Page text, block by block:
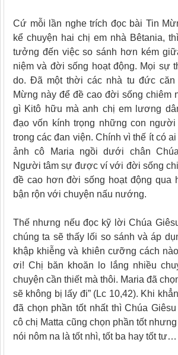
Cứ mỗi lần nghe trích đọc bài Tin
kể chuyện hai chị em nhà Bêtania,
tưởng đến việc so sánh hơn kém
niệm và đời sống hoạt động. Mọi sự
do. Đã một thời các nhà tu đức căn
Mừng này để đề cao đời sống chiêm
gì Kitô hữu mà anh chị em lương
đạo vốn kính trọng những con người
trong các đan viện. Chính vì thế ít có
ảnh cô Maria ngồi dưới chân
Người tâm sự được ví với đời sống
đề cao hơn đời sống hoạt động qua
bận rộn với chuyện nấu nướng.
Thế nhưng nếu đọc kỹ lời Chúa
chúng ta sẽ thấy lối so sánh và áp
khập khiễng và khiên cưỡng cách
ơi! Chị băn khoăn lo lắng nhiều
chuyện cần thiết mà thôi. Maria đã
sẽ không bị lấy đi” (Lc 10,42). Khi
đã chọn phần tốt nhất thì Chúa
cô chị Matta cũng chọn phần tốt
nói nôm na là tốt nhì, tốt ba hay tốt tư…